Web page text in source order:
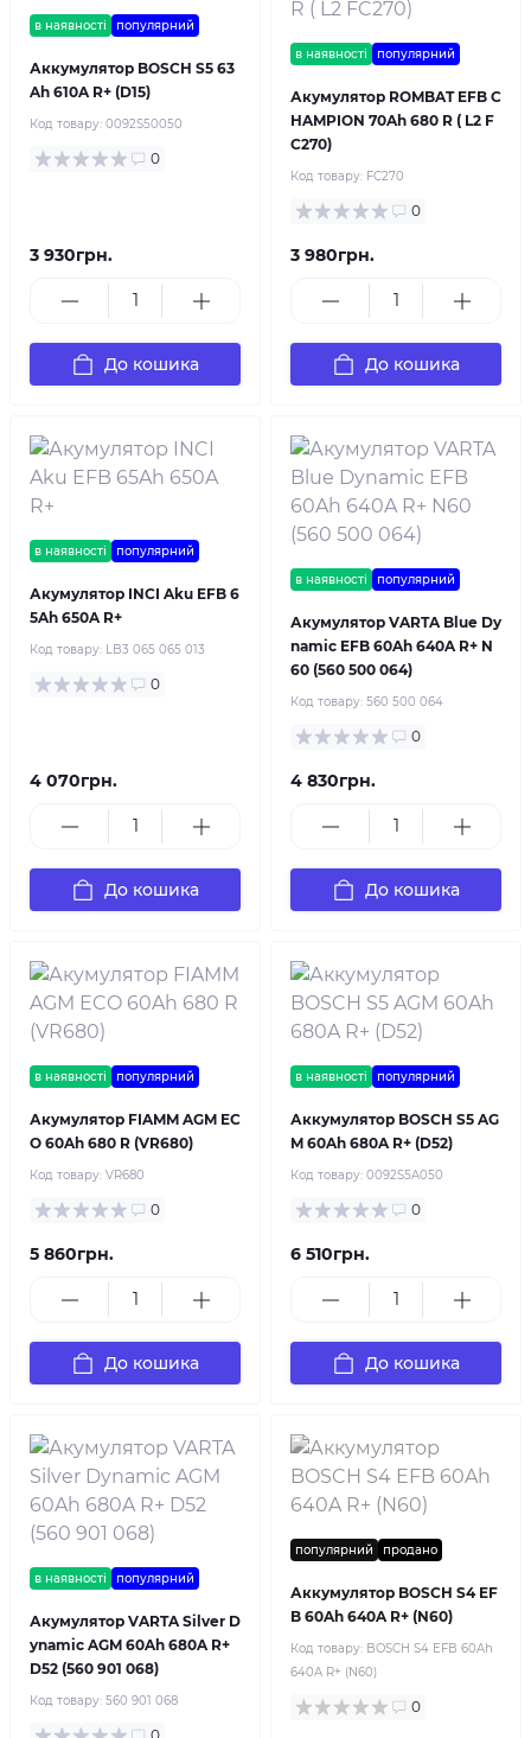
в наявності популярний
Аккумулятор BOSCH S5 63
Ah 610A R+ (D15)
Код товару: 0092S50050
0
3 930грн.
До кошика
в наявності популярний
Акумулятор ROMBAT EFB C
HAMPION 70Ah 680 R ( L2 F
C270)
Код товару: FC270
0
3 980грн.
До кошика
в наявності популярний
Акумулятор INCI Aku EFB 6
5Ah 650A R+
Код товару: LB3 065 065 013
0
4 070грн.
До кошика
в наявності популярний
Акумулятор VARTA Blue Dy
namic EFB 60Ah 640A R+ N
60 (560 500 064)
Код товару: 560 500 064
0
4 830грн.
До кошика
в наявності популярний
Акумулятор FIAMM AGM EC
O 60Ah 680 R (VR680)
Код товару: VR680
0
5 860грн.
До кошика
в наявності популярний
Аккумулятор BOSCH S5 AG
M 60Ah 680A R+ (D52)
Код товару: 0092S5A050
0
6 510грн.
До кошика
в наявності популярний
Акумулятор VARTA Silver D
ynamic AGM 60Ah 680A R+
D52 (560 901 068)
Код товару: 560 901 068
популярний продано
Аккумулятор BOSCH S4 EF
B 60Ah 640A R+ (N60)
Код товару: BOSCH S4 EFB 60Ah
640A R+ (N60)
0